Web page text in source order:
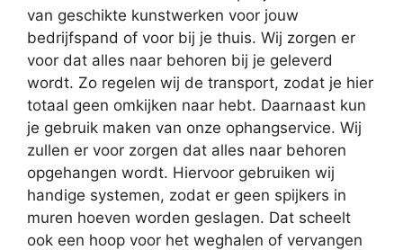
van geschikte kunstwerken voor jouw
bedrijfspand of voor bij je thuis. Wij zorgen er
voor dat alles naar behoren bij je geleverd
wordt. Zo regelen wij de transport, zodat je hier
totaal geen omkijken naar hebt. Daarnaast kun
je gebruik maken van onze ophangservice. Wij
zullen er voor zorgen dat alles naar behoren
opgehangen wordt. Hiervoor gebruiken wij
handige systemen, zodat er geen spijkers in
muren hoeven worden geslagen. Dat scheelt
ook een hoop voor het weghalen of vervangen